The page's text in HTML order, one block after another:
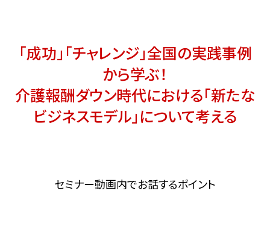
「成功」「チャレンジ」全国の実践事例
から学ぶ！
介護報酬ダウン時代における「新たな
ビジネスモデル」について考える
セミナー動画内でお話するポイント